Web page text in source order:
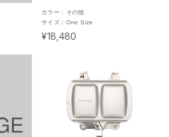
カラー： その他
サイズ： One Size
¥18,480